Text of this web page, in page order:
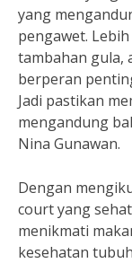
yang
pengawet.
tambahan gula,
berperan
Jadi pastikan
mengandung
Nina Gunawan.
Dengan
court yang
menikmati
kesehatan